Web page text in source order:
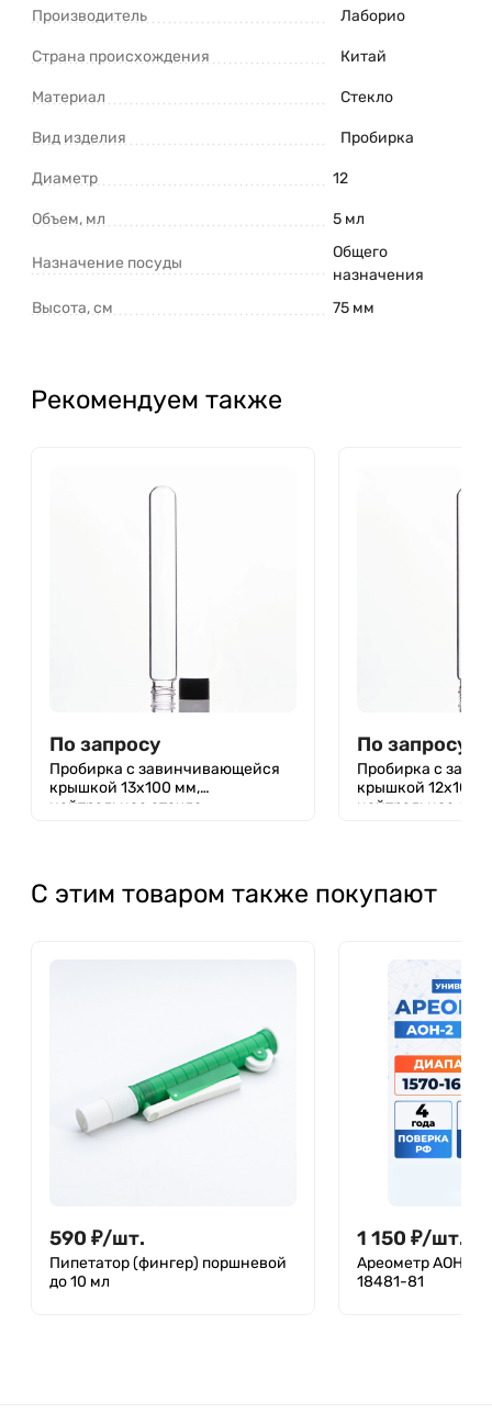
Производитель Лаборио
Страна происхождения Китай
Материал Стекло
Вид изделия Пробирка
Диаметр 12
Объем, мл 5 мл
Назначение посуды
Общего
назначения
Высота, см
75 мм
Рекомендуем также
По запросу
Пробирка с завинчивающейся
крышкой 13х100 мм,
нейтральное стекло
По запросу
Пробирка с
крышкой 12х100
нейтральное
С этим товаром также покупают
590 ₽/шт.
Пипетатор (фингер) поршневой
до 10 мл
1 150 ₽/шт.
Ареометр АОН-2
18481-81